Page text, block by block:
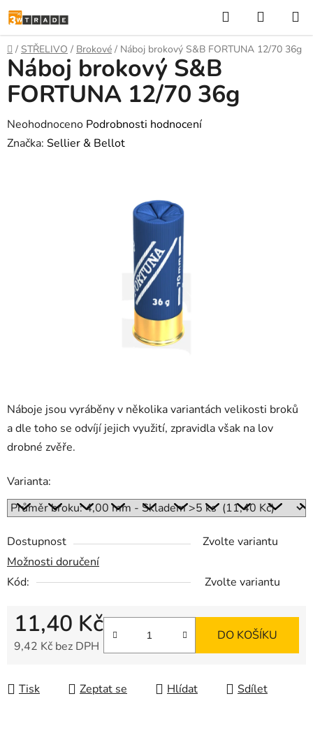
Přejít
na
obsah
Hledat
KOŠÍK
Domů
/ STŘELIVO / Brokové / Náboj brokový S&B FORTUNA 12/70 36g
Náboje jsou vyráběny v několika variantách velikosti broků
a dle toho se odvíjí jejich využití, zpravidla však na lov
drobné zvěře.
Varianta:
Dostupnost
Zvolte variantu
Možnosti doručení
Kód:
Zvolte variantu
11,40 Kč
9,42 Kč bez DPH
DO KOŠÍKU
Tisk Zeptat se Hlídat Sdílet
Náboj brokový S&B
FORTUNA 12/70 36g
Průměrné
hodnocení
Neohodnoceno Podrobnosti hodnocení
Značka: Sellier & Bellot